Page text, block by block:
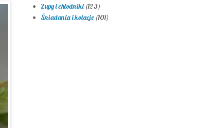
Zupy i chłodniki (123)
Śniadania i kolacje (101)